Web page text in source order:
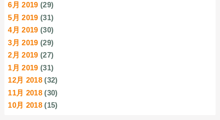
6月 2019 (29)
5月 2019 (31)
4月 2019 (30)
3月 2019 (29)
2月 2019 (27)
1月 2019 (31)
12月 2018 (32)
11月 2018 (30)
10月 2018 (15)